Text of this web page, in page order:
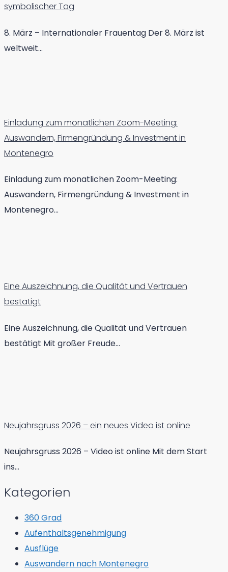
symbolischer Tag
8. März – Internationaler Frauentag Der 8. März ist
weltweit…
Einladung zum monatlichen Zoom-Meeting:
Auswandern, Firmengründung & Investment in
Montenegro
Einladung zum monatlichen Zoom-Meeting:
Auswandern, Firmengründung & Investment in
Montenegro…
Eine Auszeichnung, die Qualität und Vertrauen
bestätigt
Eine Auszeichnung, die Qualität und Vertrauen
bestätigt Mit großer Freude…
Neujahrsgruss 2026 – ein neues Video ist online
Neujahrsgruss 2026 – Video ist online Mit dem Start
ins…
Kategorien
360 Grad
Aufenthaltsgenehmigung
Ausflüge
Auswandern nach Montenegro